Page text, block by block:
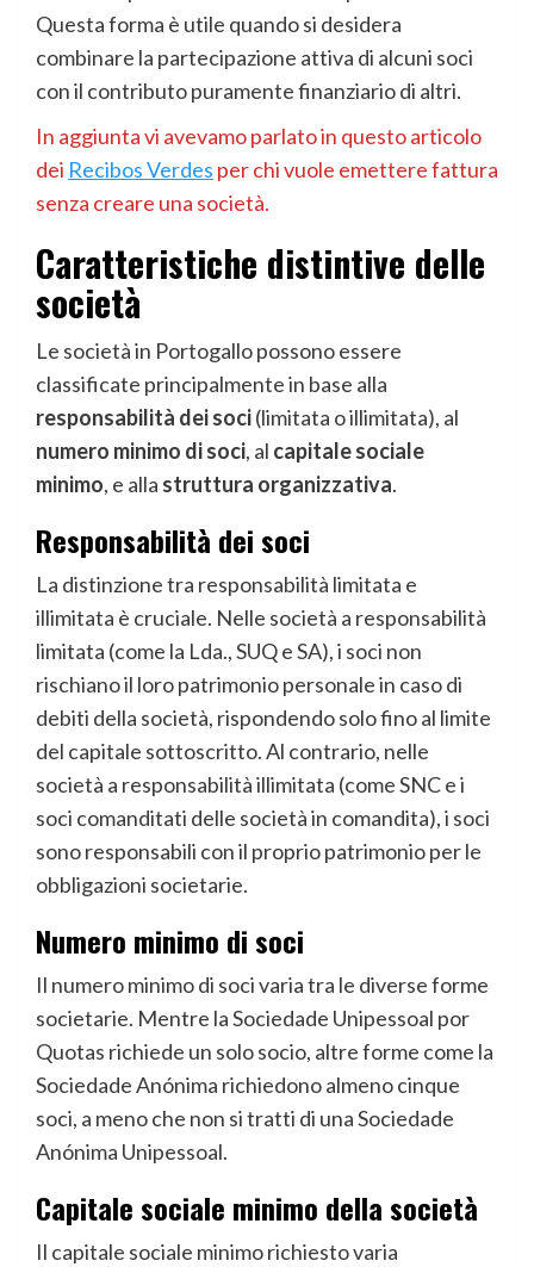
Questa forma è utile quando si desidera
combinare la partecipazione attiva di alcuni soci
con il contributo puramente finanziario di altri.
In aggiunta vi avevamo parlato in questo articolo
dei Recibos Verdes per chi vuole emettere fattura
senza creare una società.
Caratteristiche distintive delle
società
Le società in Portogallo possono essere
classificate principalmente in base alla
responsabilità dei soci(limitata o illimitata), al
numero minimo di soci, al capitale sociale
minimo, e alla struttura organizzativa.
Responsabilità dei soci
La distinzione tra responsabilità limitata e
illimitata è cruciale. Nelle società a responsabilità
limitata (come la Lda., SUQ e SA), i soci non
rischiano il loro patrimonio personale in caso di
debiti della società, rispondendo solo fino al limite
del capitale sottoscritto. Al contrario, nelle
società a responsabilità illimitata (come SNC e i
soci comanditati delle società in comandita), i soci
sono responsabili con il proprio patrimonio per le
obbligazioni societarie.
Numero minimo di soci
Il numero minimo di soci varia tra le diverse forme
societarie. Mentre la Sociedade Unipessoal por
Quotas richiede un solo socio, altre forme come la
Sociedade Anónima richiedono almeno cinque
soci, a meno che non si tratti di una Sociedade
Anónima Unipessoal.
Capitale sociale minimo della società
Il capitale sociale minimo richiesto varia